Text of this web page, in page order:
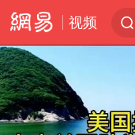
视频